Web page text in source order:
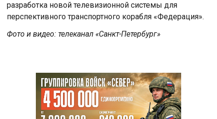
разработка новой телевизионной системы для
перспективного транспортного корабля «Федерация».
Фото и видео: телеканал «Санкт-Петербург»